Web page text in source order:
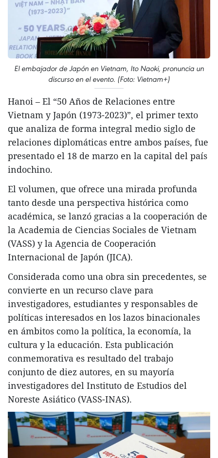
El embajador de Japón en Vietnam, Ito Naoki, pronuncia un
discurso en el evento. (Foto: Vietnam+)
Hanoi – El “50 Años de Relaciones entre
Vietnam y Japón (1973-2023)”, el primer texto
que analiza de forma integral medio siglo de
relaciones diplomáticas entre ambos países, fue
presentado el 18 de marzo en la capital del país
indochino.
El volumen, que ofrece una mirada profunda
tanto desde una perspectiva histórica como
académica, se lanzó gracias a la cooperación de
la Academia de Ciencias Sociales de Vietnam
(VASS) y la Agencia de Cooperación
Internacional de Japón (JICA).
Considerada como una obra sin precedentes, se
convierte en un recurso clave para
investigadores, estudiantes y responsables de
políticas interesados en los lazos binacionales
en ámbitos como la política, la economía, la
cultura y la educación. Esta publicación
conmemorativa es resultado del trabajo
conjunto de diez autores, en su mayoría
investigadores del Instituto de Estudios del
Noreste Asiático (VASS-INAS).